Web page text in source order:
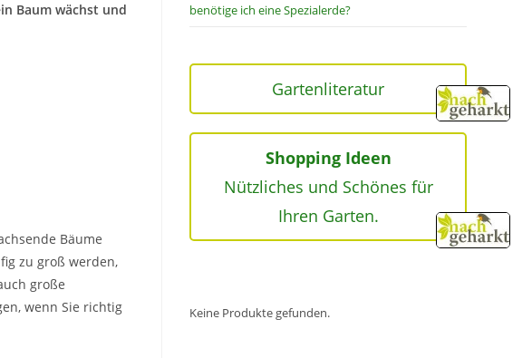
Baum wächst und
Bäume
zu groß werden,
große
wenn Sie richtig
benötige ich eine Spezialerde?
Gartenliteratur
Shopping Ideen
Nützliches und Schönes für
Ihren Garten.
Keine Produkte gefunden.